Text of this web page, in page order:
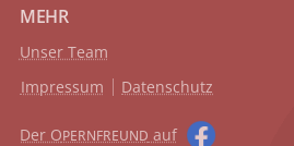
MEHR
Unser Team
Impressum
Datenschutz
Der OPERNFREUND auf